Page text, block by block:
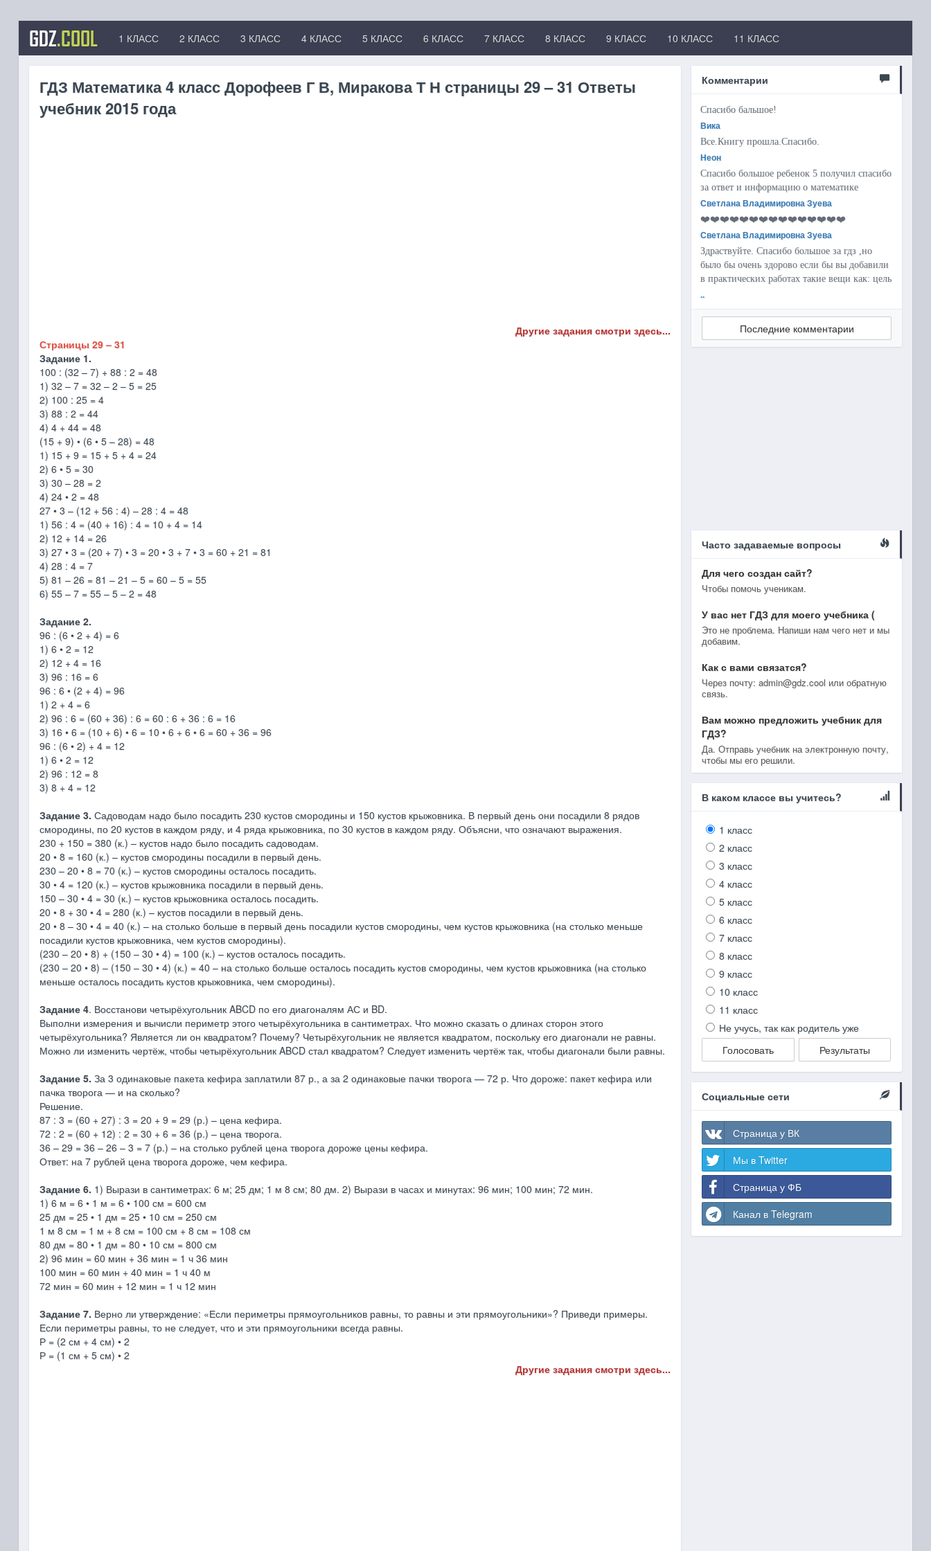
GDZ.COOL 1 КЛАСС 2 КЛАСС 3 КЛАСС 4 КЛАСС 5 КЛАСС 6 КЛАСС 7 КЛАСС 8 КЛАСС 9 КЛАСС 10 КЛАСС 11 КЛАСС
ГДЗ Математика 4 класс Дорофеев Г В, Миракова Т Н страницы 29 – 31 Ответы
учебник 2015 года
Другие задания смотри здесь...
Страницы 29 – 31
Задание 1.
100 : (32 – 7) + 88 : 2 = 48
1) 32 – 7 = 32 – 2 – 5 = 25
2) 100 : 25 = 4
3) 88 : 2 = 44
4) 4 + 44 = 48
(15 + 9) • (6 • 5 – 28) = 48
1) 15 + 9 = 15 + 5 + 4 = 24
2) 6 • 5 = 30
3) 30 – 28 = 2
4) 24 • 2 = 48
27 • 3 – (12 + 56 : 4) – 28 : 4 = 48
1) 56 : 4 = (40 + 16) : 4 = 10 + 4 = 14
2) 12 + 14 = 26
3) 27 • 3 = (20 + 7) • 3 = 20 • 3 + 7 • 3 = 60 + 21 = 81
4) 28 : 4 = 7
5) 81 – 26 = 81 – 21 – 5 = 60 – 5 = 55
6) 55 – 7 = 55 – 5 – 2 = 48
Задание 2.
96 : (6 • 2 + 4) = 6
1) 6 • 2 = 12
2) 12 + 4 = 16
3) 96 : 16 = 6
96 : 6 • (2 + 4) = 96
1) 2 + 4 = 6
2) 96 : 6 = (60 + 36) : 6 = 60 : 6 + 36 : 6 = 16
3) 16 • 6 = (10 + 6) • 6 = 10 • 6 + 6 • 6 = 60 + 36 = 96
96 : (6 • 2) + 4 = 12
1) 6 • 2 = 12
2) 96 : 12 = 8
3) 8 + 4 = 12
Задание 3. Садоводам надо было посадить 230 кустов смородины и 150 кустов крыжовника. В первый день они посадили 8 рядов
смородины, по 20 кустов в каждом ряду, и 4 ряда крыжовника, по 30 кустов в каждом ряду. Объясни, что означают выражения.
230 + 150 = 380 (к.) – кустов надо было посадить садоводам.
20 • 8 = 160 (к.) – кустов смородины посадили в первый день.
230 – 20 • 8 = 70 (к.) – кустов смородины осталось посадить.
30 • 4 = 120 (к.) – кустов крыжовника посадили в первый день.
150 – 30 • 4 = 30 (к.) – кустов крыжовника осталось посадить.
20 • 8 + 30 • 4 = 280 (к.) – кустов посадили в первый день.
20 • 8 – 30 • 4 = 40 (к.) – на столько больше в первый день посадили кустов смородины, чем кустов крыжовника (на столько меньше
посадили кустов крыжовника, чем кустов смородины).
(230 – 20 • 8) + (150 – 30 • 4) = 100 (к.) – кустов осталось посадить.
(230 – 20 • 8) – (150 – 30 • 4) (к.) = 40 – на столько больше осталось посадить кустов смородины, чем кустов крыжовника (на столько
меньше осталось посадить кустов крыжовника, чем смородины).
Задание 4. Восстанови четырёхугольник ABCD по его диагоналям АС и BD.
Выполни измерения и вычисли периметр этого четырёхугольника в сантиметрах. Что можно сказать о длинах сторон этого
четырёхугольника? Является ли он квадратом? Почему? Четырёхугольник не является квадратом, поскольку его диагонали не равны.
Можно ли изменить чертёж, чтобы четырёхугольник ABCD стал квадратом? Следует изменить чертёж так, чтобы диагонали были равны.
Задание 5. За 3 одинаковые пакета кефира заплатили 87 р., а за 2 одинаковые пачки творога — 72 р. Что дороже: пакет кефира или
пачка творога — и на сколько?
Решение.
87 : 3 = (60 + 27) : 3 = 20 + 9 = 29 (р.) – цена кефира.
72 : 2 = (60 + 12) : 2 = 30 + 6 = 36 (р.) – цена творога.
36 – 29 = 36 – 26 – 3 = 7 (р.) – на столько рублей цена творога дороже цены кефира.
Ответ: на 7 рублей цена творога дороже, чем кефира.
Задание 6. 1) Вырази в сантиметрах: 6 м; 25 дм; 1 м 8 см; 80 дм. 2) Вырази в часах и минутах: 96 мин; 100 мин; 72 мин.
1) 6 м = 6 • 1 м = 6 • 100 см = 600 см
25 дм = 25 • 1 дм = 25 • 10 см = 250 см
1 м 8 см = 1 м + 8 см = 100 см + 8 см = 108 см
80 дм = 80 • 1 дм = 80 • 10 см = 800 см
2) 96 мин = 60 мин + 36 мин = 1 ч 36 мин
100 мин = 60 мин + 40 мин = 1 ч 40 м
72 мин = 60 мин + 12 мин = 1 ч 12 мин
Задание 7. Верно ли утверждение: «Если периметры прямоугольников равны, то равны и эти прямоугольники»? Приведи примеры.
Если периметры равны, то не следует, что и эти прямоугольники всегда равны.
Р = (2 см + 4 см) • 2
Р = (1 см + 5 см) • 2
Другие задания смотри здесь...
Комментарии
Спасибо бальшое!
Вика
Все.Книгу прошла.Спасибо.
Неон
Спасибо большое ребенок 5 получил спасибо
за ответ и информацию о математике
Светлана Владимировна Зуева
❤️❤️❤️❤️❤️❤️❤️❤️❤️❤️❤️❤️❤️❤️❤️
Светлана Владимировна Зуева
Здраствуйте. Спасибо большое за гдз ,но
было бы очень здорово если бы вы добавили
в практических работах такие вещи как: цель
..
Последние комментарии
Часто задаваемые вопросы
Для чего создан сайт?
Чтобы помочь ученикам.
У вас нет ГДЗ для моего учебника (
Это не проблема. Напиши нам чего нет и мы
добавим.
Как с вами связатся?
Через почту: admin@gdz.cool или обратную
связь.
Вам можно предложить учебник для
ГДЗ?
Да. Отправь учебник на электронную почту,
чтобы мы его решили.
В каком классе вы учитесь?
1 класс
2 класс
3 класс
4 класс
5 класс
6 класс
7 класс
8 класс
9 класс
10 класс
11 класс
Не учусь, так как родитель уже
Голосовать
Результаты
Социальные сети
Страница у ВК
Мы в Twitter
Страница у ФБ
Канал в Telegram